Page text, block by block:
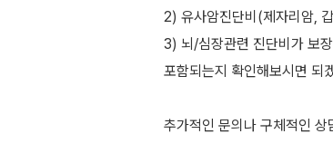
2) 유사암진단비(제자리암,
3) 뇌/심장관련 진단비가 보
포함되는지 확인해보시면 되